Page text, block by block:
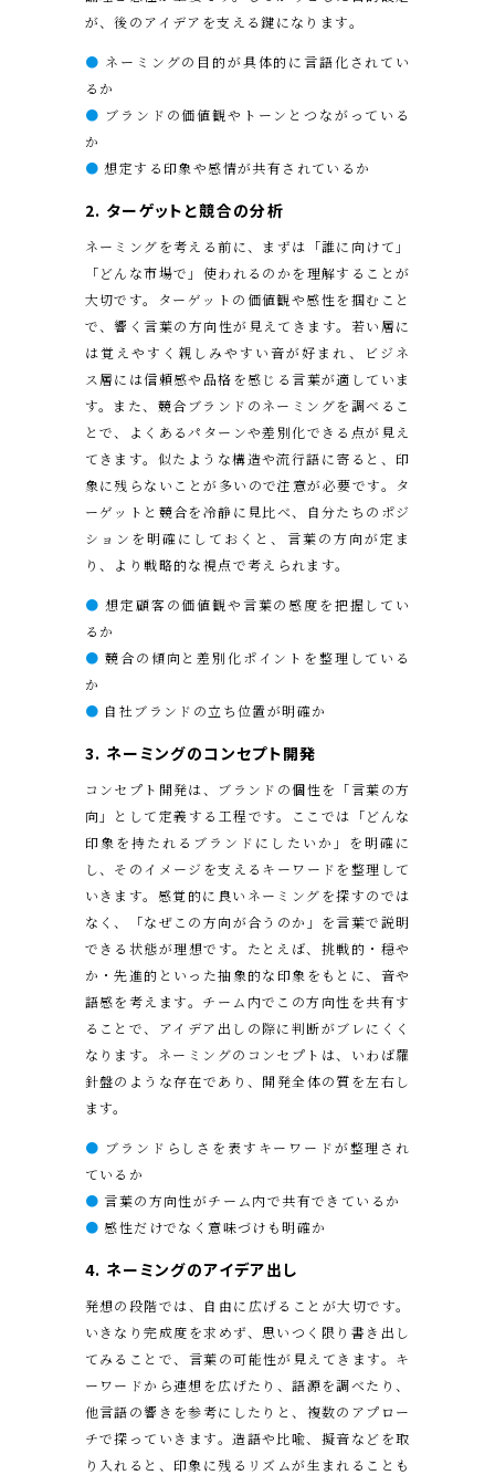
が、後のアイデアを支える鍵になります。
● ネーミングの目的が具体的に言語化されてい
るか
● ブランドの価値観やトーンとつながっている
か
● 想定する印象や感情が共有されているか
2. ターゲットと競合の分析
ネーミングを考える前に、まずは「誰に向けて」
「どんな市場で」使われるのかを理解することが
大切です。ターゲットの価値観や感性を掴むこと
で、響く言葉の方向性が見えてきます。若い層に
は覚えやすく親しみやすい音が好まれ、ビジネ
ス層には信頼感や品格を感じる言葉が適していま
す。また、競合ブランドのネーミングを調べるこ
とで、よくあるパターンや差別化できる点が見え
てきます。似たような構造や流行語に寄ると、印
象に残らないことが多いので注意が必要です。タ
ーゲットと競合を冷静に見比べ、自分たちのポジ
ションを明確にしておくと、言葉の方向が定ま
り、より戦略的な視点で考えられます。
● 想定顧客の価値観や言葉の感度を把握してい
るか
● 競合の傾向と差別化ポイントを整理している
か
● 自社ブランドの立ち位置が明確か
3. ネーミングのコンセプト開発
コンセプト開発は、ブランドの個性を「言葉の方
向」として定義する工程です。ここでは「どんな
印象を持たれるブランドにしたいか」を明確に
し、そのイメージを支えるキーワードを整理して
いきます。感覚的に良いネーミングを探すのでは
なく、「なぜこの方向が合うのか」を言葉で説明
できる状態が理想です。たとえば、挑戦的・穏や
か・先進的といった抽象的な印象をもとに、音や
語感を考えます。チーム内でこの方向性を共有す
ることで、アイデア出しの際に判断がブレにくく
なります。ネーミングのコンセプトは、いわば羅
針盤のような存在であり、開発全体の質を左右し
ます。
● ブランドらしさを表すキーワードが整理され
ているか
● 言葉の方向性がチーム内で共有できているか
● 感性だけでなく意味づけも明確か
4. ネーミングのアイデア出し
発想の段階では、自由に広げることが大切です。
いきなり完成度を求めず、思いつく限り書き出し
てみることで、言葉の可能性が見えてきます。キ
ーワードから連想を広げたり、語源を調べたり、
他言語の響きを参考にしたりと、複数のアプロー
チで探っていきます。造語や比喩、擬音などを取
り入れると、印象に残るリズムが生まれることも